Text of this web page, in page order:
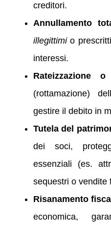
creditori.
Annullamento
illegittimio
interessi.
Rateizzazione
(rottamazione)
gestire il debito in
Tutela del
dei soci,
essenziali (es.
sequestri o vendite
Risanamento
economica,